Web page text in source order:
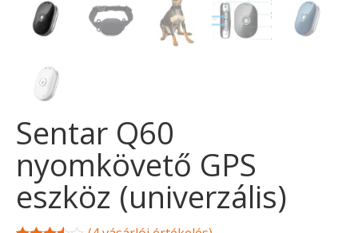
Sentar Q60
nyomkövető GPS
eszköz (univerzális)